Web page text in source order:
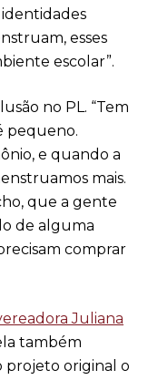
esses
escolar”.
no PL. “Tem
pequeno.
e quando a
mais.
que a gente
de alguma
comprar
Juliana
também
projeto original o